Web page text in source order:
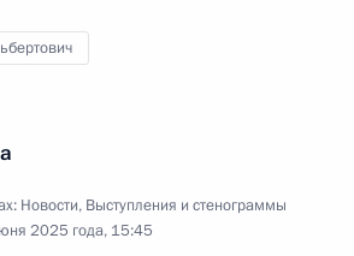
Новости, Выступления и стенограммы
2025 года, 15:45